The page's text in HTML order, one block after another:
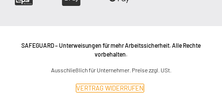
SAFEGUARD – Unterweisungen für mehr Arbeitssicherheit. Alle Rechte
vorbehalten.
Ausschließlich für Unternehmer. Preise zzgl. USt.
VERTRAG WIDERRUFEN